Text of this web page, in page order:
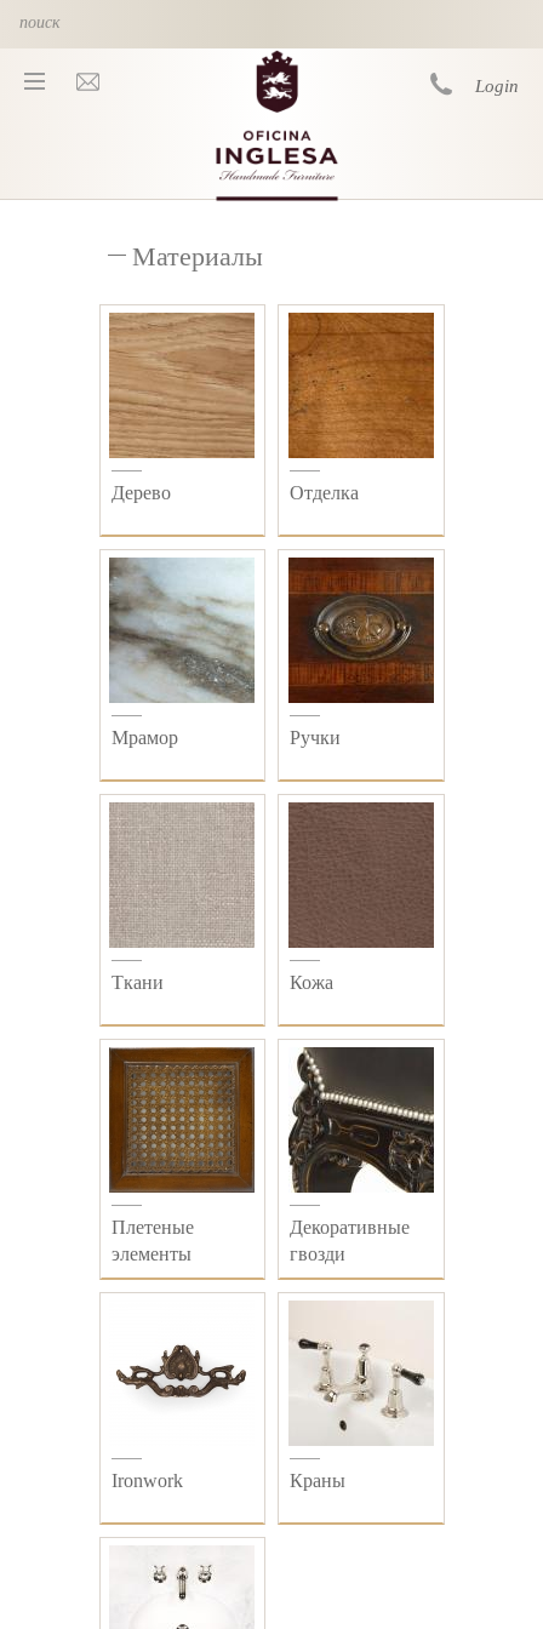
Login
You are here
Материалы
Дерево Отделка
Мрамор Ручки
Ткани Кожа
Плетеные
элементы
Декоративные
гвозди
Ironwork Краны